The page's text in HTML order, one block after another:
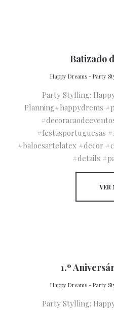
Batizado
by
Happy Dreams - Party
Party Stylling:
Planning#happydrems
#festasportuguesas
#baloesartelatex #decor
#details
VER
1.º
by
Happy Dreams - Party
Party Stylling: